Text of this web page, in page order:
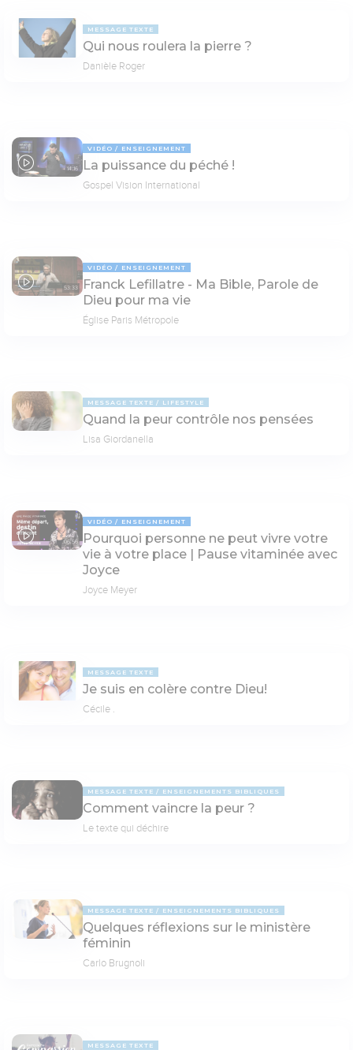
MESSAGE TEXTE
Qui nous roulera la pierre ?
Danièle Roger
14:16
VIDÉO ENSEIGNEMENT
La puissance du péché !
Gospel Vision International
53:33
VIDÉO ENSEIGNEMENT
Franck Lefillatre - Ma Bible, Parole de
Dieu pour ma vie
Église Paris Métropole
MESSAGE TEXTE LIFESTYLE
Quand la peur contrôle nos pensées
Lisa Giordanella
06:56
VIDÉO ENSEIGNEMENT
Pourquoi personne ne peut vivre votre
vie à votre place | Pause vitaminée avec
Joyce
Joyce Meyer
MESSAGE TEXTE
Je suis en colère contre Dieu!
Cécile .
MESSAGE TEXTE ENSEIGNEMENTS BIBLIQUES
Comment vaincre la peur ?
Le texte qui déchire
MESSAGE TEXTE ENSEIGNEMENTS BIBLIQUES
Quelques réflexions sur le ministère
féminin
Carlo Brugnoli
MESSAGE TEXTE